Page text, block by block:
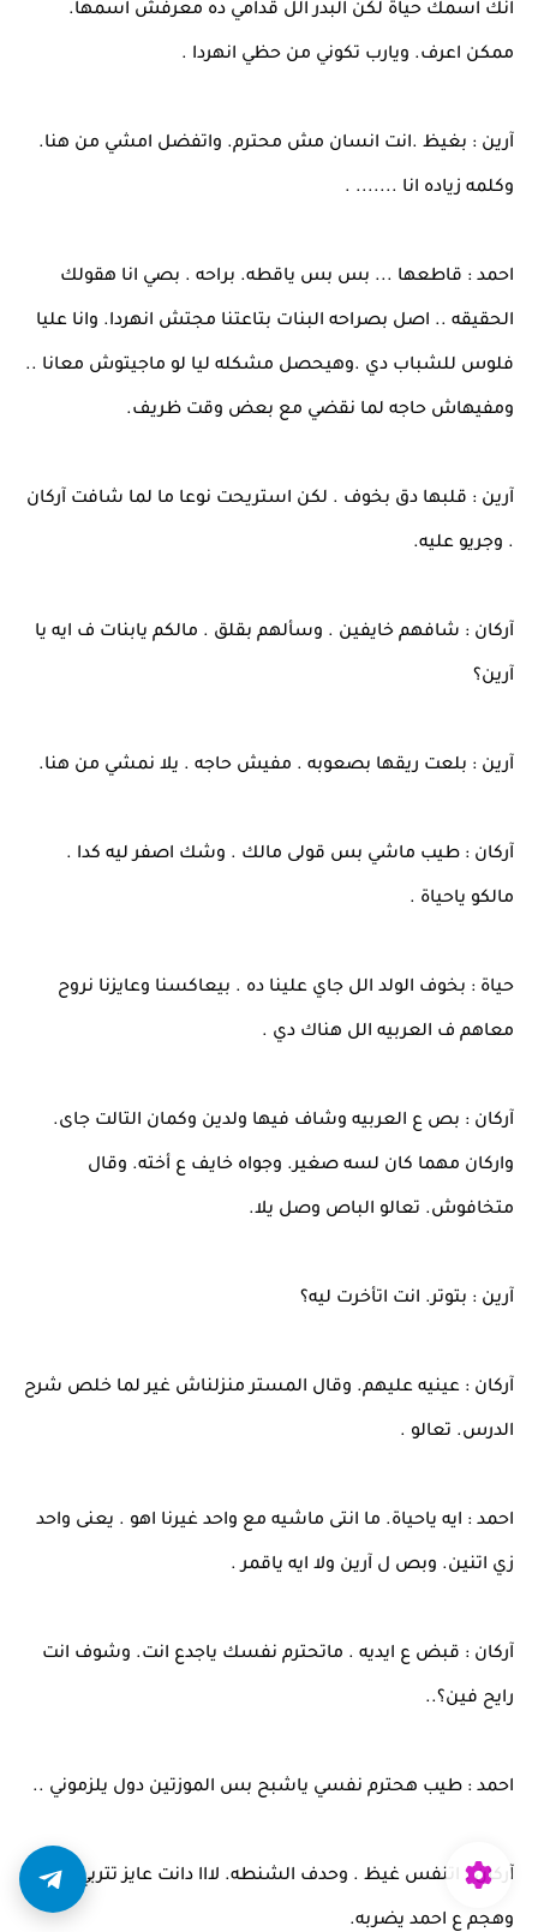
انك اسمك حياة لكن البدر الل قدامي ده معرفش اسمها.
ممكن اعرف. ويارب تكوني من حظي انهردا .
آرين : بغيظ .انت انسان مش محترم. واتفضل امشي من هنا.
وكلمه زياده انا ....... .
احمد : قاطعها ... بس بس ياقطه. براحه . بصي انا هقولك
الحقيقه .. اصل بصراحه البنات بتاعتنا مجتش انهردا. وانا عليا
فلوس للشباب دي .وهيحصل مشكله ليا لو ماجيتوش معانا ..
ومفيهاش حاجه لما نقضي مع بعض وقت ظريف.
آرين : قلبها دق بخوف . لكن استريحت نوعا ما لما شافت آركان
. وجريو عليه.
آركان : شافهم خايفين . وسألهم بقلق . مالكم يابنات ف ايه يا
آرين؟
آرين : بلعت ريقها بصعوبه . مفيش حاجه . يلا نمشي من هنا.
آركان : طيب ماشي بس قولى مالك . وشك اصفر ليه كدا .
مالكو ياحياة .
حياة : بخوف الولد الل جاي علينا ده . بيعاكسنا وعايزنا نروح
معاهم ف العربيه الل هناك دي .
آركان : بص ع العربيه وشاف فيها ولدين وكمان التالت جاى.
واركان مهما كان لسه صغير. وجواه خايف ع أخته. وقال
متخافوش. تعالو الباص وصل يلا.
آرين : بتوتر. انت اتأخرت ليه؟
آركان : عينيه عليهم. وقال المستر منزلناش غير لما خلص شرح
الدرس. تعالو .
احمد : ايه ياحياة. ما انتى ماشيه مع واحد غيرنا اهو . يعنى واحد
زي اتنين. وبص ل آرين ولا ايه ياقمر .
آركان : قبض ع ايديه . ماتحترم نفسك ياجدع انت. وشوف انت
رايح فين؟..
احمد : طيب هحترم نفسي ياشبح بس الموزتين دول يلزموني ..
آركان : اتنفس غيظ . وحدف الشنطه. لااا دانت عايز تتربي بقى.
وهجم ع احمد يضربه.